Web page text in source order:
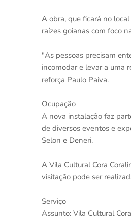
A obra, que ficará no
raízes goianas com foco
"As pessoas precisam
incomodar e levar a uma
reforça Paulo Paiva.
Ocupação
A nova instalação faz
de diversos eventos e
Selon e Deneri.
A Vila Cultural Cora
visitação pode ser
Serviço
Assunto: Vila Cultural